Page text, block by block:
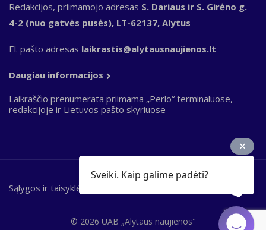
Redakcijos, priimamojo adresas S. Dariaus ir S. Girėno g.
4-2 (nuo gatvės pusės), LT-62137, Alytus
El. pašto adresas laikrastis@alytausnaujienos.lt
Daugiau informacijos
Laikraščio prenumerata priimama „Perlo“ terminaluose,
redakcijoje ir Lietuvos pašto skyriuose
© 2026 UAB „Alytaus naujienos"
Bottom
Sąlygos ir taisyklės
Sveiki. Kaip galime padėti?